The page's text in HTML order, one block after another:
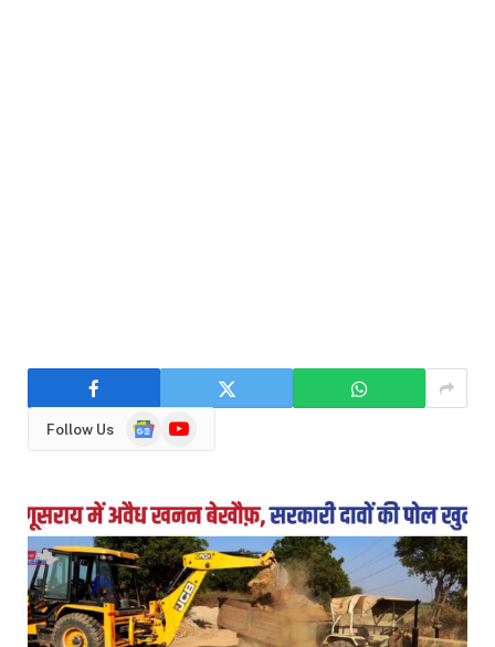
Follow Us
GoogleYouTube